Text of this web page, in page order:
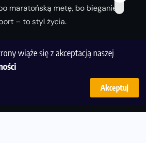
wiąże się z akceptacją naszej
Akceptuj
maratońską metę, bo bieganie
– to styl życia.
swoją najlepszą wersję!